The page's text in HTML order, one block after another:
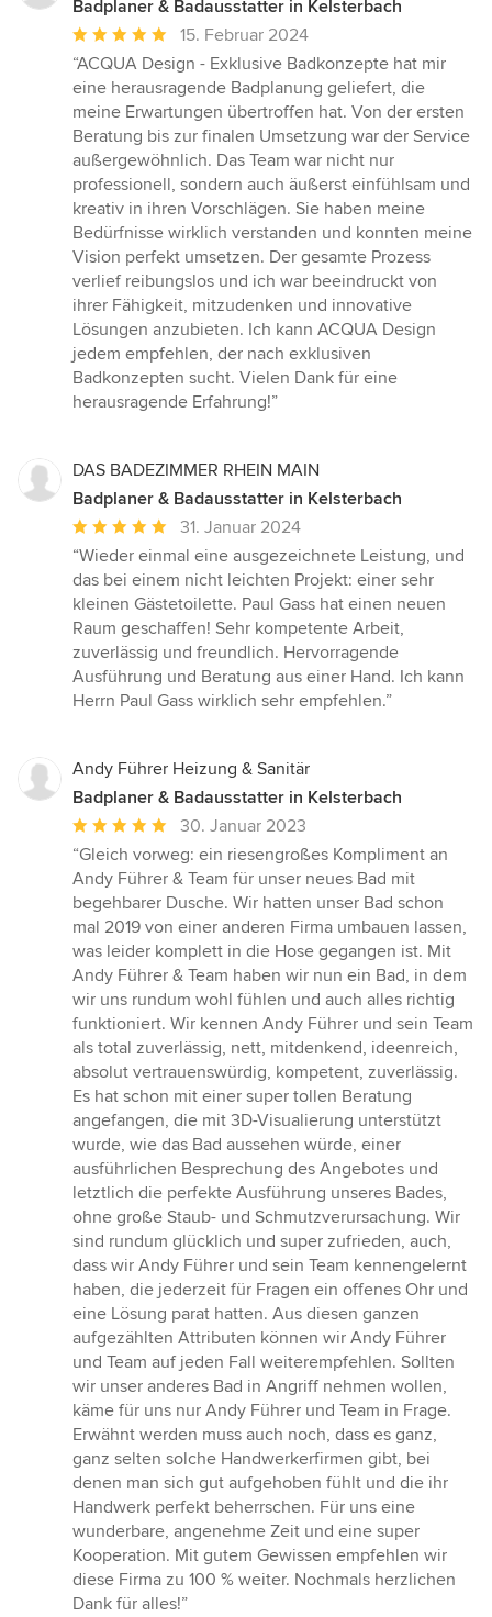
Badplaner & Badausstatter in Kelsterbach
Durchschnittliche
Bewertung:
5
von
5
Sternen
15. Februar 2024
“ACQUA Design - Exklusive Badkonzepte hat mir
eine herausragende Badplanung geliefert, die
meine Erwartungen übertroffen hat. Von der ersten
Beratung bis zur finalen Umsetzung war der Service
außergewöhnlich. Das Team war nicht nur
professionell, sondern auch äußerst einfühlsam und
kreativ in ihren Vorschlägen. Sie haben meine
Bedürfnisse wirklich verstanden und konnten meine
Vision perfekt umsetzen. Der gesamte Prozess
verlief reibungslos und ich war beeindruckt von
ihrer Fähigkeit, mitzudenken und innovative
Lösungen anzubieten. Ich kann ACQUA Design
jedem empfehlen, der nach exklusiven
Badkonzepten sucht. Vielen Dank für eine
herausragende Erfahrung!”
DAS BADEZIMMER RHEIN MAIN
Badplaner & Badausstatter in Kelsterbach
Durchschnittliche
Bewertung:
5
von
5
Sternen
31. Januar 2024
“Wieder einmal eine ausgezeichnete Leistung, und
das bei einem nicht leichten Projekt: einer sehr
kleinen Gästetoilette. Paul Gass hat einen neuen
Raum geschaffen! Sehr kompetente Arbeit,
zuverlässig und freundlich. Hervorragende
Ausführung und Beratung aus einer Hand. Ich kann
Herrn Paul Gass wirklich sehr empfehlen.”
Andy Führer Heizung & Sanitär
Badplaner & Badausstatter in Kelsterbach
Durchschnittliche
Bewertung:
5
von
5
Sternen
30. Januar 2023
“Gleich vorweg: ein riesengroßes Kompliment an
Andy Führer & Team für unser neues Bad mit
begehbarer Dusche. Wir hatten unser Bad schon
mal 2019 von einer anderen Firma umbauen lassen,
was leider komplett in die Hose gegangen ist. Mit
Andy Führer & Team haben wir nun ein Bad, in dem
wir uns rundum wohl fühlen und auch alles richtig
funktioniert. Wir kennen Andy Führer und sein Team
als total zuverlässig, nett, mitdenkend, ideenreich,
absolut vertrauenswürdig, kompetent, zuverlässig.
Es hat schon mit einer super tollen Beratung
angefangen, die mit 3D-Visualierung unterstützt
wurde, wie das Bad aussehen würde, einer
ausführlichen Besprechung des Angebotes und
letztlich die perfekte Ausführung unseres Bades,
ohne große Staub- und Schmutzverursachung. Wir
sind rundum glücklich und super zufrieden, auch,
dass wir Andy Führer und sein Team kennengelernt
haben, die jederzeit für Fragen ein offenes Ohr und
eine Lösung parat hatten. Aus diesen ganzen
aufgezählten Attributen können wir Andy Führer
und Team auf jeden Fall weiterempfehlen. Sollten
wir unser anderes Bad in Angriff nehmen wollen,
käme für uns nur Andy Führer und Team in Frage.
Erwähnt werden muss auch noch, dass es ganz,
ganz selten solche Handwerkerfirmen gibt, bei
denen man sich gut aufgehoben fühlt und die ihr
Handwerk perfekt beherrschen. Für uns eine
wunderbare, angenehme Zeit und eine super
Kooperation. Mit gutem Gewissen empfehlen wir
diese Firma zu 100 % weiter. Nochmals herzlichen
Dank für alles!”